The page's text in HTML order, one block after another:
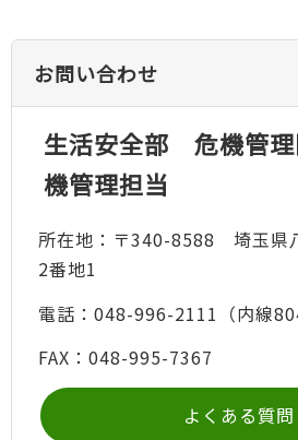
お問い合わせ
生活安全部 危機管
機管理担当
所在地：〒340-8588 埼玉県
2番地1
電話：048-996-2111（内線
FAX：048-995-7367
よくある質問